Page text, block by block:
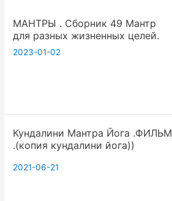
МАНТРЫ . Сборник 49 Мантр
для разных жизненных целей.
2023-01-02
Кундалини Мантра Йога .ФИЛЬМ
.(копия кундалини йога))
2021-06-21